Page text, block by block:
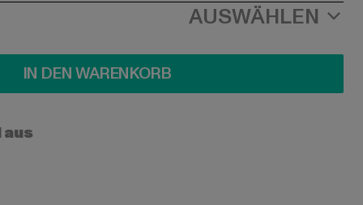
AUSWÄHLEN
IN DEN WARENKORB